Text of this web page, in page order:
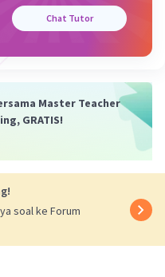
brazil
Chat Tutor
Master Teacher
GRATIS!
soal ke Forum